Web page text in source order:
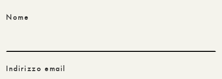
Nome
Indirizzo email